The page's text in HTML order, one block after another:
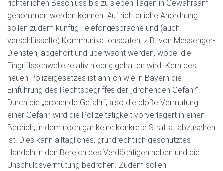
richterlichen Beschluss bis zu sieben Tagen in Gewahrsam
genommen werden können. Auf richterliche Anordnung
sollen zudem künftig Telefongespräche und (auch
verschlüsselte) Kommunikationsdaten, z.B. von Messenger-
Diensten, abgehört und überwacht werden, wobei die
Eingriffsschwelle relativ niedrig gehalten wird. Kern des
neuen Polizeigesetzes ist ähnlich wie in Bayern die
Einführung des Rechtsbegriffes der „drohenden Gefahr“.
Durch die „drohende Gefahr“, also die bloße Vermutung
einer Gefahr, wird die Polizeitätigkeit vorverlagert in einen
Bereich, in dem noch gar keine konkrete Straftat abzusehen
ist. Dies kann alltägliches, grundrechtlich geschütztes
Handeln in den Bereich des Verdächtigen heben und die
Unschuldsvermutung bedrohen. Zudem sollen